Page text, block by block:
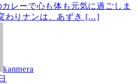
レーで心も体も元気に過ごしま
わりナンは、あずき […]
kanmera